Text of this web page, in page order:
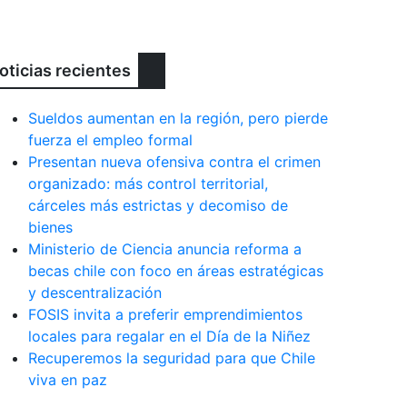
recientes
Sueldos aumentan en la región, pero pierde
fuerza el empleo formal
Presentan nueva ofensiva contra el crimen
organizado: más control territorial,
cárceles más estrictas y decomiso de
bienes
Ministerio de Ciencia anuncia reforma a
becas chile con foco en áreas estratégicas
y descentralización
FOSIS invita a preferir emprendimientos
locales para regalar en el Día de la Niñez
Recuperemos la seguridad para que Chile
viva en paz